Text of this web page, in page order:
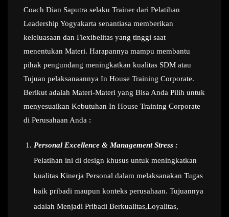
Coach Dian Saputra selaku Trainer dari Pelatihan
Leadership Yogyakarta senantiasa memberikan
keleluasaan dan Flexibelitas yang tinggi saat
menentukan Materi. Harapannya mampu membantu
pihak pengundang meningkatkan kualitas SDM atau
Tujuan pelaksanaannya In House Training Corporate.
Berikut adalah Materi-Materi yang Bisa Anda Pilih untuk
menyesuaikan Kebutuhan In House Training Corporate
di Perusahaan Anda :
Personal Excellence & Management Stress :
Pelatihan ini di design khusus untuk meningkatkan
kualitas Kinerja Personal dalam melaksanakan Tugas
baik pribadi maupun konteks perusahaan. Tujuannya
adalah Menjadi Pribadi Berkualitas,Loyalitas,